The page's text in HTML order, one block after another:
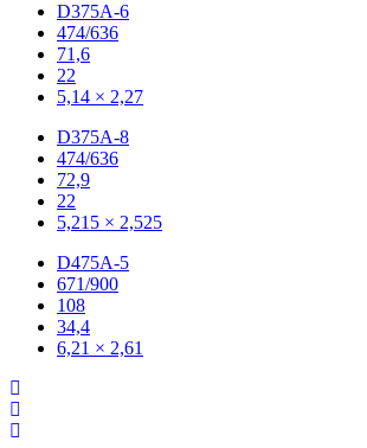
D375A-6
474/636
71,6
22
5,14 × 2,27
D375A-8
474/636
72,9
22
5,215 × 2,525
D475A-5
671/900
108
34,4
6,21 × 2,61